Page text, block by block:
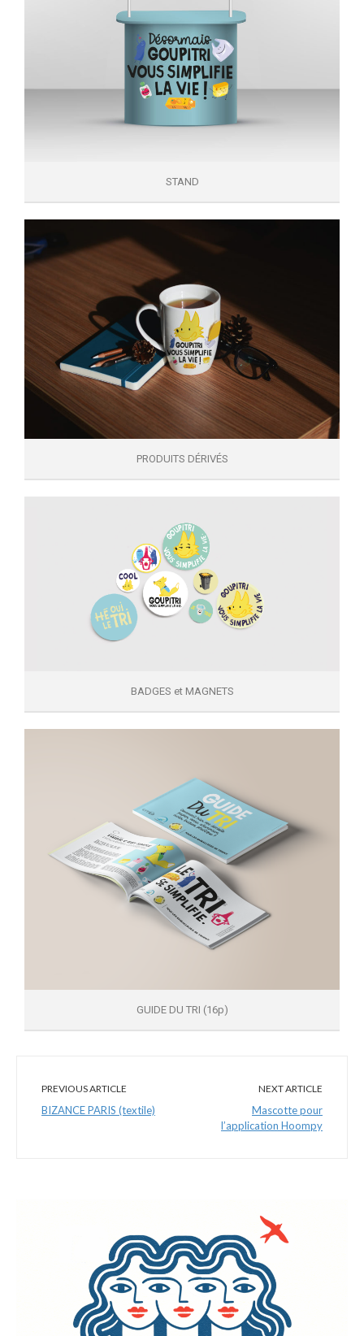
STAND
PRODUITS DÉRIVÉS
BADGES et MAGNETS
GUIDE DU TRI (16p)
PREVIOUS ARTICLE
BIZANCE PARIS (textile)
NEXT ARTICLE
Mascotte pour
l’application Hoompy